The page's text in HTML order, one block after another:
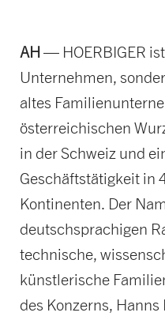
AH— HOERBIGER
Unternehmen,
altes
österreichischen
in der Schweiz und
Geschäftstätigkeit in
Kontinenten. Der
deutschsprachigen
technische,
künstlerische
des Konzerns,